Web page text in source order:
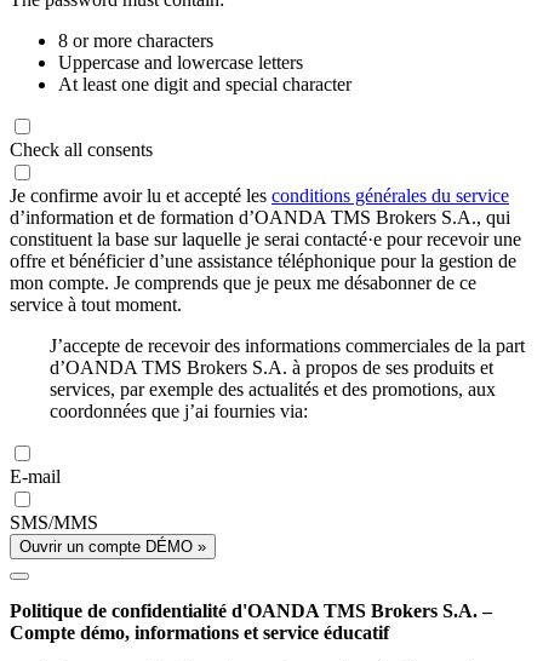
8 or more characters
Uppercase and lowercase letters
At least one digit and special character
Check all consents
Je confirme avoir lu et accepté les conditions générales du service
d’information et de formation d’OANDA TMS Brokers S.A., qui
constituent la base sur laquelle je serai contacté·e pour recevoir une
offre et bénéficier d’une assistance téléphonique pour la gestion de
mon compte. Je comprends que je peux me désabonner de ce
service à tout moment.
J’accepte de recevoir des informations commerciales de la part
d’OANDA TMS Brokers S.A. à propos de ses produits et
services, par exemple des actualités et des promotions, aux
coordonnées que j’ai fournies via:
E-mail
SMS/MMS
Ouvrir un compte DÉMO »
Politique de confidentialité d'OANDA TMS Brokers S.A. –
Compte démo, informations et service éducatif